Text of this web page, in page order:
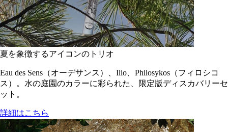
夏を象徴するアイコンのトリオ
Eau des Sens（オーデサンス）、Ilio、Philosykos（フィロシコ
ス）。水の庭園のカラーに彩られた、限定版ディスカバリーセ
ット。
詳細はこちら